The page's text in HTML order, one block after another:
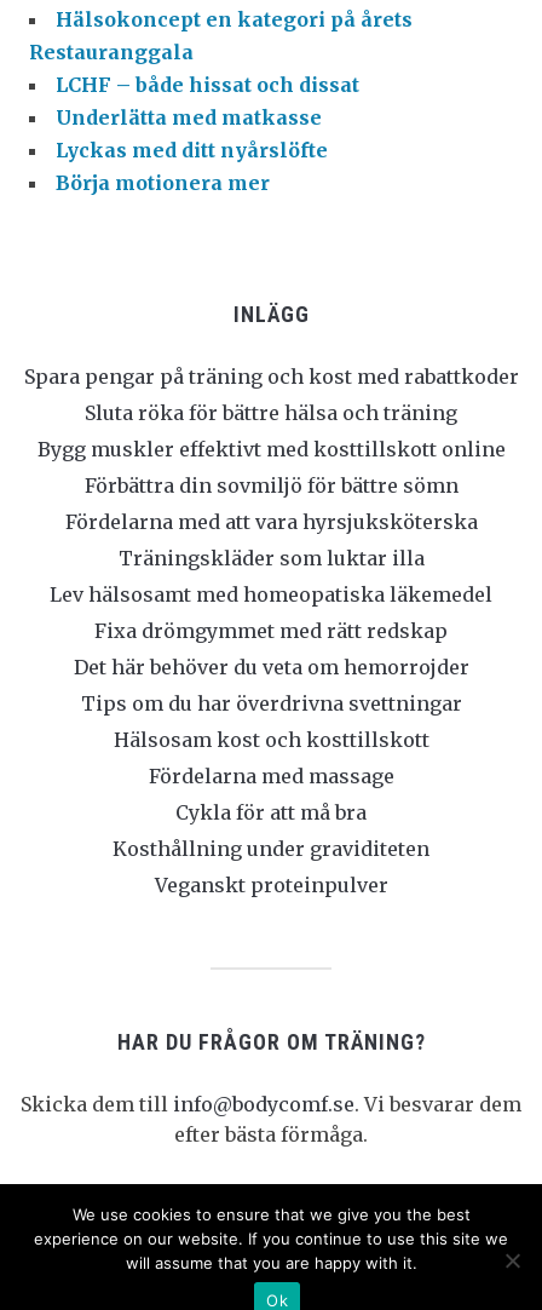
Hälsokoncept en kategori på årets
Restauranggala
LCHF – både hissat och dissat
Underlätta med matkasse
Lyckas med ditt nyårslöfte
Börja motionera mer
INLÄGG
Spara pengar på träning och kost med rabattkoder
Sluta röka för bättre hälsa och träning
Bygg muskler effektivt med kosttillskott online
Förbättra din sovmiljö för bättre sömn
Fördelarna med att vara hyrsjuksköterska
Träningskläder som luktar illa
Lev hälsosamt med homeopatiska läkemedel
Fixa drömgymmet med rätt redskap
Det här behöver du veta om hemorrojder
Tips om du har överdrivna svettningar
Hälsosam kost och kosttillskott
Fördelarna med massage
Cykla för att må bra
Kosthållning under graviditeten
Veganskt proteinpulver
HAR DU FRÅGOR OM TRÄNING?
Skicka dem till info@bodycomf.se. Vi besvarar dem
efter bästa förmåga.
COPYRIGHT ©
We use cookies to ensure that we give you the best
experience on our website. If you continue to use this site we
will assume that you are happy with it.
Ok